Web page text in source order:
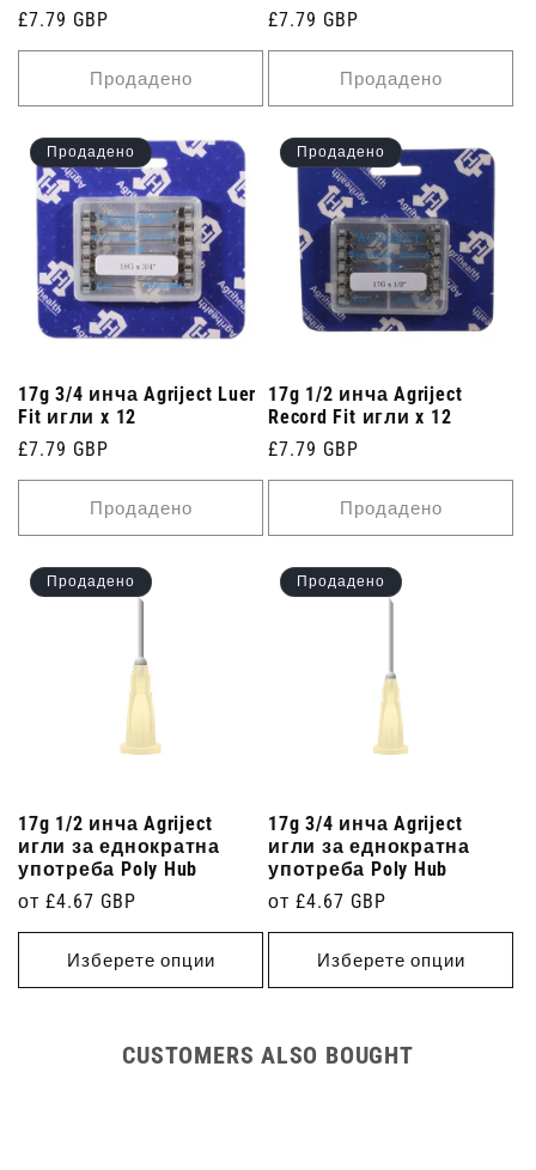
Редовна
цена
£7.79 GBP
Продадено
Редовна
цена
£7.79 GBP
Продадено
Продадено
17g 3/4 инча Agriject Luer
Fit игли x 12
Редовна
цена
£7.79 GBP
Продадено
Продадено
17g 1/2 инча Agriject
Record Fit игли x 12
Редовна
цена
£7.79 GBP
Продадено
Продадено
17g 1/2 инча Agriject
игли за еднократна
употреба Poly Hub
Редовна
цена
от £4.67 GBP
Изберете опции
Продадено
17g 3/4 инча Agriject
игли за еднократна
употреба Poly Hub
Редовна
цена
от £4.67 GBP
Изберете опции
CUSTOMERS ALSO BOUGHT